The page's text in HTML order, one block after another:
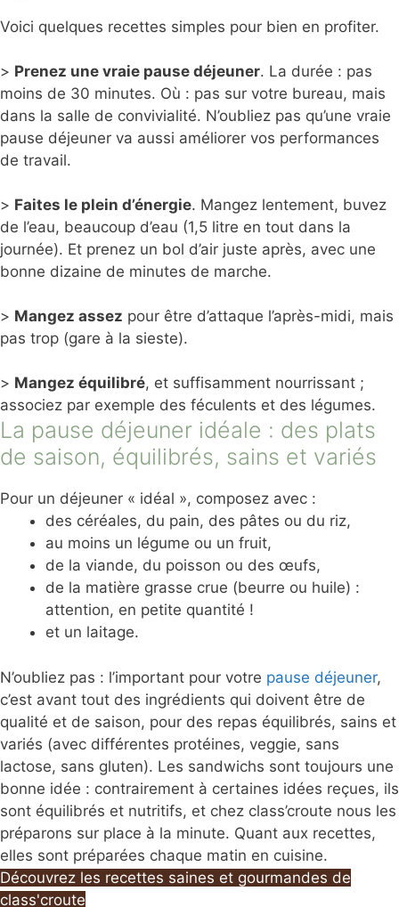
Voici quelques recettes simples pour bien en profiter.
> Prenez une vraie pause déjeuner. La durée : pas
moins de 30 minutes. Où : pas sur votre bureau, mais
dans la salle de convivialité. N’oubliez pas qu’une vraie
pause déjeuner va aussi améliorer vos performances
de travail.
> Faites le plein d’énergie. Mangez lentement, buvez
de l’eau, beaucoup d’eau (1,5 litre en tout dans la
journée). Et prenez un bol d’air juste après, avec une
bonne dizaine de minutes de marche.
> Mangez assez pour être d’attaque l’après-midi, mais
pas trop (gare à la sieste).
> Mangez équilibré, et suffisamment nourrissant ;
associez par exemple des féculents et des légumes.
La pause déjeuner idéale : des plats
de saison, équilibrés, sains et variés
Pour un déjeuner « idéal », composez avec :
des céréales, du pain, des pâtes ou du riz,
au moins un légume ou un fruit,
de la viande, du poisson ou des œufs,
de la matière grasse crue (beurre ou huile) :
attention, en petite quantité !
et un laitage.
N’oubliez pas : l’important pour votre pause déjeuner,
c’est avant tout des ingrédients qui doivent être de
qualité et de saison, pour des repas équilibrés, sains et
variés (avec différentes protéines, veggie, sans
lactose, sans gluten). Les sandwichs sont toujours une
bonne idée : contrairement à certaines idées reçues, ils
sont équilibrés et nutritifs, et chez class’croute nous les
préparons sur place à la minute. Quant aux recettes,
elles sont préparées chaque matin en cuisine.
Découvrez les recettes saines et gourmandes de
class'croute